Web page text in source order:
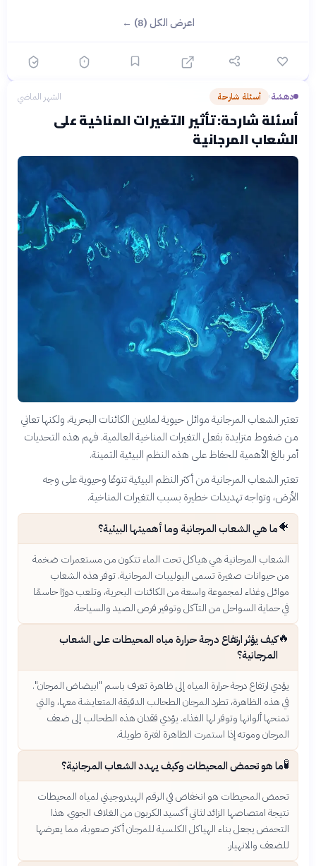
اعرض الكل (8) ←
دهشة› أسئلة شارحة الشهر الماضي
أسئلة شارحة: تأثير التغيرات المناخية على
الشعاب المرجانية
تعتبر الشعاب المرجانية موائل حيوية لملايين الكائنات البحرية، ولكنها تعاني
من ضغوط متزايدة بفعل التغيرات المناخية العالمية. فهم هذه التحديات
أمر بالغ الأهمية للحفاظ على هذه النظم البيئية الثمينة.
تعتبر الشعاب المرجانية من أكثر النظم البيئية تنوعًا وحيوية على وجه
الأرض، وتواجه تهديدات خطيرة بسبب التغيرات المناخية.
🐠ما هي الشعاب المرجانية وما أهميتها البيئية؟
الشعاب المرجانية هي هياكل تحت الماء تتكون من مستعمرات ضخمة
من حيوانات صغيرة تسمى البوليبات المرجانية. توفر هذه الشعاب
موائل وغذاء لمجموعة واسعة من الكائنات البحرية، وتلعب دورًا حاسمًا
في حماية السواحل من التآكل وتوفير فرص الصيد والسياحة.
🔥كيف يؤثر ارتفاع درجة حرارة مياه المحيطات على الشعاب
المرجانية؟
يؤدي ارتفاع درجة حرارة المياه إلى ظاهرة تعرف باسم "ابيضاض المرجان".
في هذه الظاهرة، تطرد المرجان الطحالب الدقيقة المتعايشة معها، والتي
تمنحها ألوانها وتوفر لها الغذاء. يؤدي فقدان هذه الطحالب إلى ضعف
المرجان وموته إذا استمرت الظاهرة لفترة طويلة.
🧪ما هو تحمض المحيطات وكيف يهدد الشعاب المرجانية؟
تحمض المحيطات هو انخفاض في الرقم الهيدروجيني لمياه المحيطات
نتيجة امتصاصها الزائد لثاني أكسيد الكربون من الغلاف الجوي. هذا
التحمض يجعل بناء الهياكل الكلسية للمرجان أكثر صعوبة، مما يعرضها
للضعف والانهيار.